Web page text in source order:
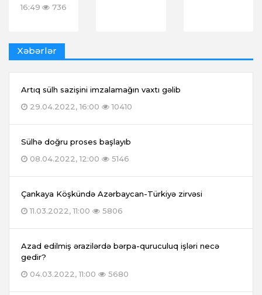
16:49
736
Xəbərlər
Artıq sülh sazişini imzalamağın vaxtı gəlib
29.04.2022, 16:00
10410
Sülhə doğru proses başlayıb
08.04.2022, 12:00
5146
Çankaya Köşkündə Azərbaycan-Türkiyə zirvəsi
11.03.2022, 11:00
5806
Azad edilmiş ərazilərdə bərpa-quruculuq işləri necə
gedir?
04.03.2022, 11:00
5680